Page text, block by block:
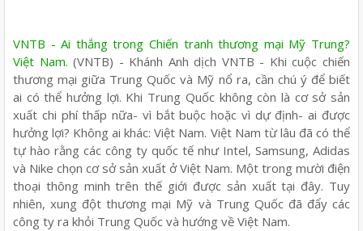
VNTB - Ai thắng trong Chiến tranh thương mại Mỹ Trung?
Việt Nam. (VNTB) - Khánh Anh dịch VNTB - Khi cuộc chiến
thương mại giữa Trung Quốc và Mỹ nổ ra, cần chú ý để biết
ai có thể hưởng lợi. Khi Trung Quốc không còn là cơ sở sản
xuất chi phí thấp nữa- vì bắt buộc hoặc vì dự định- ai được
hưởng lợi? Không ai khác: Việt Nam. Việt Nam từ lâu đã có thể
tự hào rằng các công ty quốc tế như Intel, Samsung, Adidas
và Nike chọn cơ sở sản xuất ở Việt Nam. Một trong mười điện
thoại thông minh trên thế giới được sản xuất tại đây. Tuy
nhiên, xung đột thương mại Mỹ và Trung Quốc đã đẩy các
công ty ra khỏi Trung Quốc và hướng về Việt Nam.